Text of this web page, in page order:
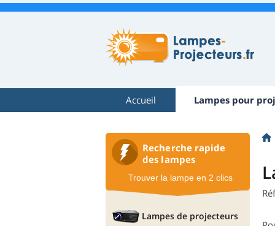
Accueil Lampes pour
Recherche rapide
des lampes
Trouver la lampe en 2 clics
Lampes de projecteurs